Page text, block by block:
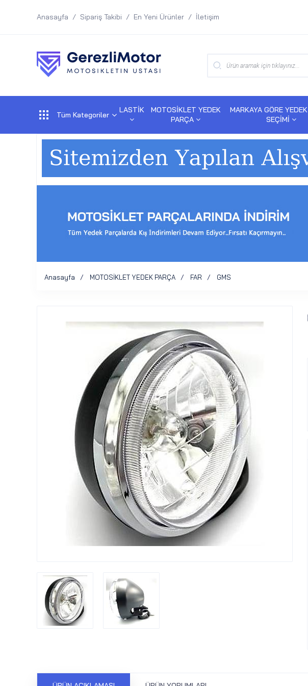
Anasayfa Sipariş Takibi En Yeni Ürünler İletişim
Tüm Kategoriler
LASTİK
MOTOSİKLET YEDEK
PARÇA
MARKAYA GÖRE
SEÇİMİ
Anasayfa MOTOSİKLET YEDEK PARÇA FAR GMS